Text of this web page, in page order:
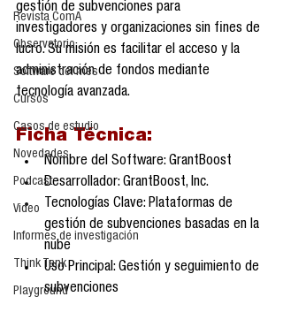
Revista ComA
Observatorio
Software del mes
Cursos
Casos de estudio
Novedades
Podcast
Video
Informes de investigación
Think Tank
Playground
gestión de subvenciones para
investigadores y organizaciones sin fines de
lucro. Su misión es facilitar el acceso y la
administración de fondos mediante
tecnología avanzada.
Ficha Técnica:
Nombre del Software: GrantBoost
Desarrollador: GrantBoost, Inc.
Tecnologías Clave: Plataformas de
gestión de subvenciones basadas en la
nube
Uso Principal: Gestión y seguimiento de
subvenciones